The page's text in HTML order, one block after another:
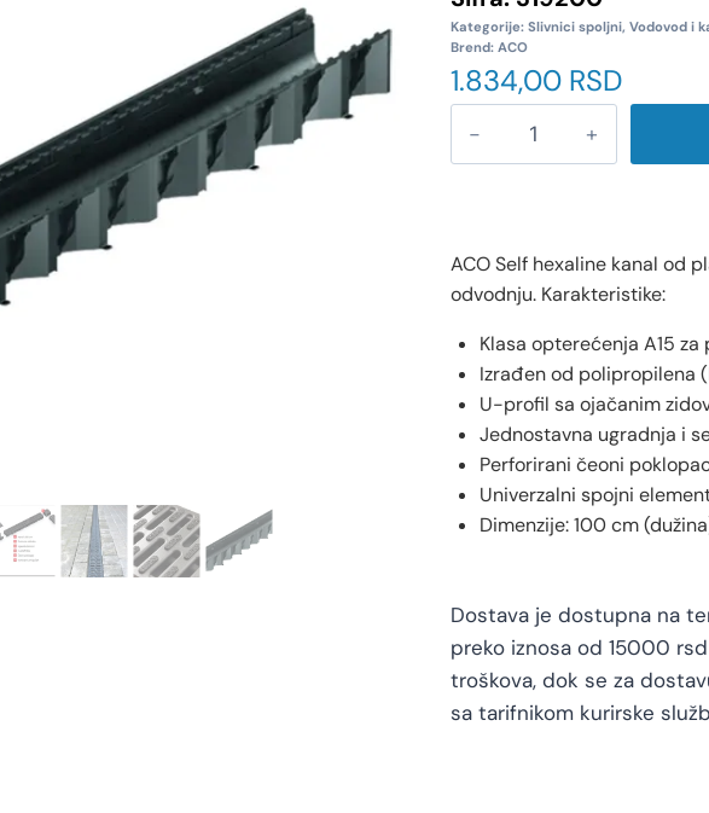
Kategorije: Slivnici spoljni, Vodovod i
Brend: ACO
1.834,00 RSD
ACO Self hexaline kanal od
odvodnju. Karakteristike:
Klasa opterećenja A15
Izrađen od polipropilena
U-profil sa ojačanim
Jednostavna ugradnja i
Perforirani čeoni
Univerzalni spojni
Dimenzije: 100 cm
Dostava je dostupna na
preko iznosa od 15000
troškova, dok se za
sa tarifnikom kurirske